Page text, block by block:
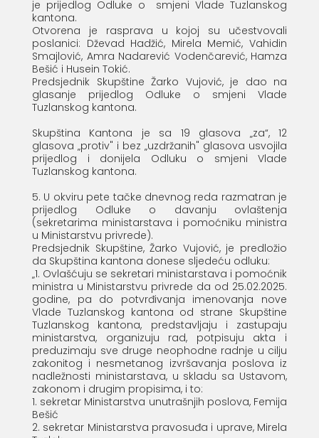
je prijedlog Odluke o smjeni Vlade Tuzlanskog
kantona.
Otvorena je rasprava u kojoj su učestvovali
poslanici: Dževad Hadžić, Mirela Memić, Vahidin
Smajlović, Amra Nadarević Vodenčarević, Hamza
Bešić i Husein Tokić.
Predsjednik Skupštine Žarko Vujović, je dao na
glasanje prijedlog Odluke o smjeni Vlade
Tuzlanskog kantona.
Skupština Kantona je sa 19 glasova „za“, 12
glasova „protiv" i bez „uzdržanih" glasova usvojila
prijedlog i donijela Odluku o smjeni Vlade
Tuzlanskog kantona.
5. U okviru pete tačke dnevnog reda razmatran je
prijedlog Odluke o davanju ovlaštenja
(sekretarima ministarstava i pomoćniku ministra
u Ministarstvu privrede).
Predsjednik Skupštine, Žarko Vujović, je predložio
da Skupština kantona donese sljedeću odluku:
„1. Ovlašćuju se sekretari ministarstava i pomoćnik
ministra u Ministarstvu privrede da od 25.02.2025.
godine, pa do potvrđivanja imenovanja nove
Vlade Tuzlanskog kantona od strane Skupštine
Tuzlanskog kantona, predstavljaju i zastupaju
ministarstva, organizuju rad, potpisuju akta i
preduzimaju sve druge neophodne radnje u cilju
zakonitog i nesmetanog izvršavanja poslova iz
nadležnosti ministarstava, u skladu sa Ustavom,
zakonom i drugim propisima, i to:
1. sekretar Ministarstva unutrašnjih poslova, Femija
Bešić
2. sekretar Ministarstva pravosuđa i uprave, Mirela